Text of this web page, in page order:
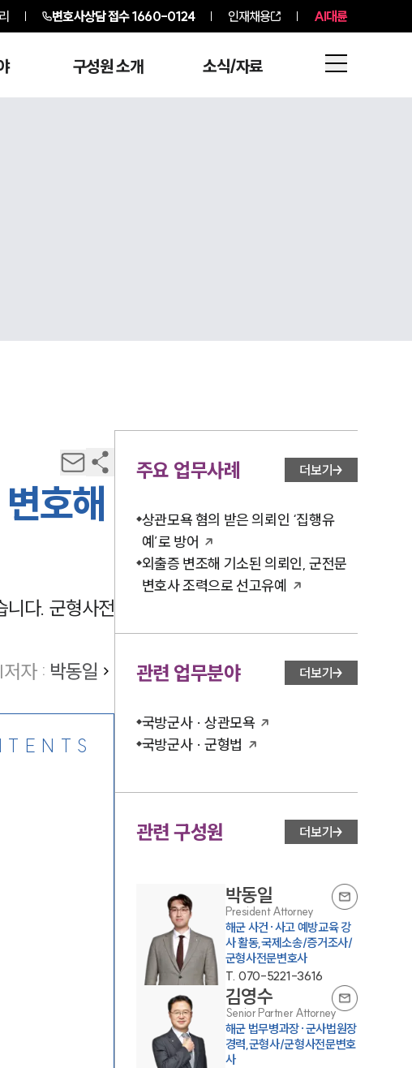
변호사상담 접수1660-0124 인재채용 AI대륜
구성원 소개 소식/자료
호해
니다. 군형사전
저자 : 박동일
주요 업무사례 더보기
상관모욕 혐의 받은 의뢰인 ‘집행유
예’로 방어
외출증 변조해 기소된 의뢰인, 군전문
변호사 조력으로 선고유예
관련 업무분야 더보기
국방군사 · 상관모욕
국방군사 · 군형법
관련 구성원 더보기
박동일
President Attorney
해군 사건·사고 예방교육 강
사 활동,국제소송/증거조사/
군형사전문변호사
T. 070-5221-3616
김영수
Senior Partner Attorney
해군 법무병과장·군사법원장
경력,군형사/군형사전문변호
사